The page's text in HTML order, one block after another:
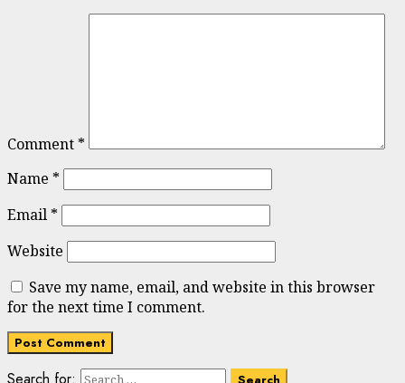
Comment *
Name *
Email *
Website
Save my name, email, and website in this browser
for the next time I comment.
Search for: